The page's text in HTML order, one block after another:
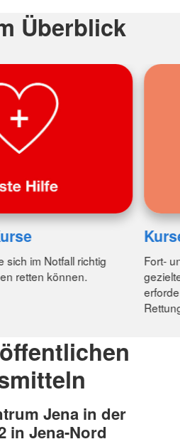
Überblick
sich im Notfall richtig
retten können.
Fort-
Jena in der
in Jena-Nord